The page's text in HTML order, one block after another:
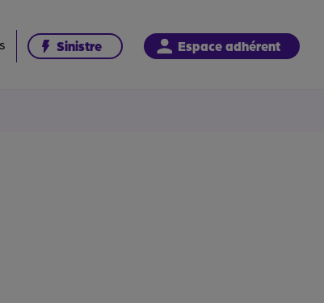
Sinistre Espace adhérent